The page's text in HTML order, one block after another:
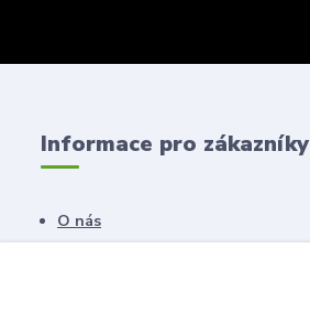
Informace pro zákazníky
O nás